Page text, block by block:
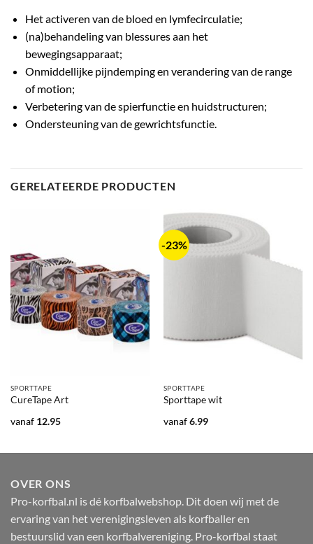
Het activeren van de bloed en lymfecirculatie;
(na)behandeling van blessures aan het
bewegingsapparaat;
Onmiddellijke pijndemping en verandering van de range
of motion;
Verbetering van de spierfunctie en huidstructuren;
Ondersteuning van de gewrichtsfunctie.
GERELATEERDE PRODUCTEN
SPORTTAPE
CureTape Art
vanaf 12.95
-23%
SPORTTAPE
Sporttape wit
vanaf6.99
OVER ONS
Pro-korfbal.nl is dé korfbalwebshop. Dit doen wij met de
ervaring van het verenigingsleven als korfballer en
bestuurslid van een korfbalvereniging. Pro-korfbal staat